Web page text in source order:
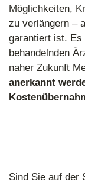
Möglichkeiten,
zu verlängern –
garantiert ist. Es
behandelnden
naher Zukunft
anerkannt
Sind Sie auf der